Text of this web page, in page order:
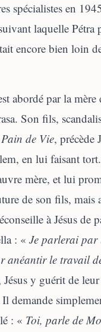
spécialistes en
laquelle Pétra
encore bien loin
abordé par la
Son fils,
de Vie, précède
en lui faisant
mère, et lui
de son fils, mais
à Jésus de
: « Je parlerai par
anéantir le travail
y guérit de
Il demande
: « Toi, parle de